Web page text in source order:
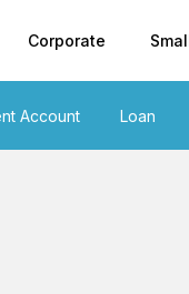
Corporate
Account Loan